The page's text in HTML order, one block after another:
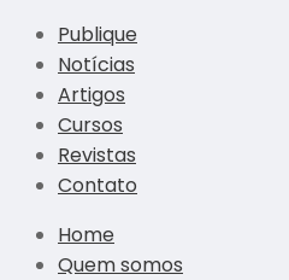
Publique
Notícias
Artigos
Cursos
Revistas
Contato
Home
Quem somos